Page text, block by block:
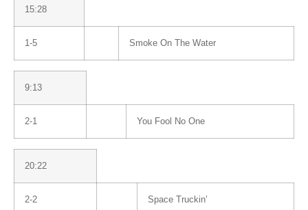
15:28
1-5 Smoke On The Water
9:13
2-1 You Fool No One
20:22
2-2 Space Truckin’